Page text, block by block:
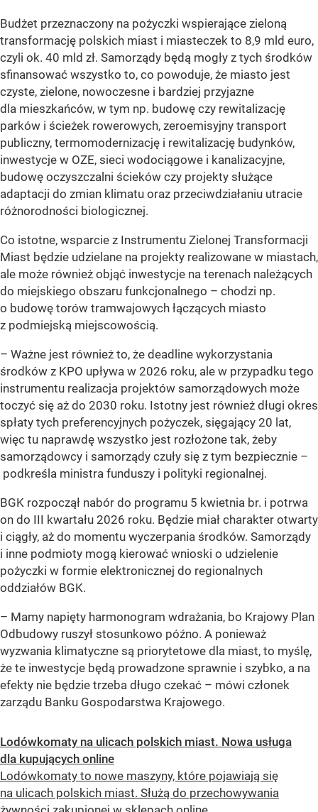
Budżet przeznaczony na pożyczki wspierające zieloną
transformację polskich miast i miasteczek to 8,9 mld euro,
czyli ok. 40 mld zł. Samorządy będą mogły z tych środków
sfinansować wszystko to, co powoduje, że miasto jest
czyste, zielone, nowoczesne i bardziej przyjazne
dla mieszkańców, w tym np. budowę czy rewitalizację
parków i ścieżek rowerowych, zeroemisyjny transport
publiczny, termomodernizację i rewitalizację budynków,
inwestycje w OZE, sieci wodociągowe i kanalizacyjne,
budowę oczyszczalni ścieków czy projekty służące
adaptacji do zmian klimatu oraz przeciwdziałaniu utracie
różnorodności biologicznej.
Co istotne, wsparcie z Instrumentu Zielonej Transformacji
Miast będzie udzielane na projekty realizowane w miastach,
ale może również objąć inwestycje na terenach należących
do miejskiego obszaru funkcjonalnego – chodzi np.
o budowę torów tramwajowych łączących miasto
z podmiejską miejscowością.
– Ważne jest również to, że deadline wykorzystania
środków z KPO upływa w 2026 roku, ale w przypadku tego
instrumentu realizacja projektów samorządowych może
toczyć się aż do 2030 roku. Istotny jest również długi okres
spłaty tych preferencyjnych pożyczek, sięgający 20 lat,
więc tu naprawdę wszystko jest rozłożone tak, żeby
samorządowcy i samorządy czuły się z tym bezpiecznie –
podkreśla ministra funduszy i polityki regionalnej.
BGK rozpoczął nabór do programu 5 kwietnia br. i potrwa
on do III kwartału 2026 roku. Będzie miał charakter otwarty
i ciągły, aż do momentu wyczerpania środków. Samorządy
i inne podmioty mogą kierować wnioski o udzielenie
pożyczki w formie elektronicznej do regionalnych
oddziałów BGK.
– Mamy napięty harmonogram wdrażania, bo Krajowy Plan
Odbudowy ruszył stosunkowo późno. A ponieważ
wyzwania klimatyczne są priorytetowe dla miast, to myślę,
że te inwestycje będą prowadzone sprawnie i szybko, a na
efekty nie będzie trzeba długo czekać – mówi członek
zarządu Banku Gospodarstwa Krajowego.
Lodówkomaty na ulicach polskich miast. Nowa usługa
dla kupujących online
Lodówkomaty to nowe maszyny, które pojawiają się
na ulicach polskich miast. Służą do przechowywania